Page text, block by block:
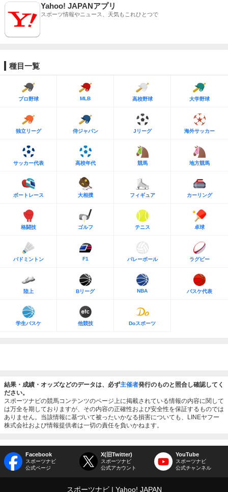
Yahoo! JAPANアプリ
スポーツ情報やニュース、天気もこれひとつで
種目一覧
プロ野球 MLB 高校野球 大学野球
独立リーグ 侍ジャパン Jリーグ 海外サッカー
サッカー代表 高校年代 競馬 地方競馬
ボートレース 大相撲 フィギュア カーリング
格闘技 ゴルフ テニス 卓球
バドミントン F1 バレーボール ラグビー
陸上 Bリーグ NBA バスケ代表
学生バスケ 他競技 Doスポーツ
結果・成績・オッズなどのデータは、必ず主催者発行のものと照合し確認してく
ださい。
スポーツナビの競馬コンテンツのページ上に掲載されている情報の内容に関して
は万全を期しておりますが、その内容の正確性および安全性を保証するものでは
ありません。当該情報に基づいて被ったいかなる損害についても、LINEヤフー
株式会社および情報提供者は一切の責任を負いかねます。
Facebook
スポーツナビ
公式ページ
X(旧Twitter)
スポーツナビ
公式アカウント
YouTube
スポーツナビ
公式チャンネル
スポーツナビ Yahoo! JAPAN